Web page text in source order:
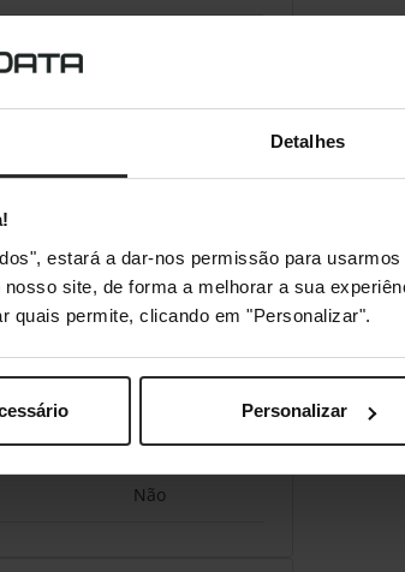
Detalhes
estará a dar-nos permissão para
site, de forma a melhorar a sua
quais permite, clicando em "Personalizar".
Personalizar
USB
Não